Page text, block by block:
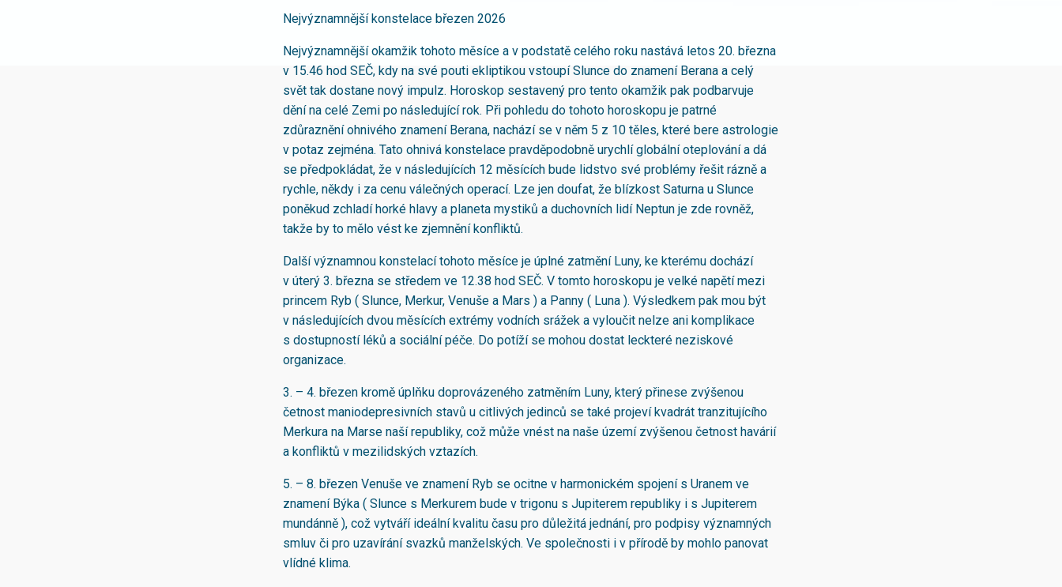
Nejvýznamnější konstelace březen 2026
Nejvýznamnější okamžik tohoto měsíce a v podstatě celého roku nastává letos 20. března
v 15.46 hod SEČ, kdy na své pouti ekliptikou vstoupí Slunce do znamení Berana a celý
svět tak dostane nový impulz. Horoskop sestavený pro tento okamžik pak podbarvuje
dění na celé Zemi po následující rok. Při pohledu do tohoto horoskopu je patrné
zdůraznění ohnivého znamení Berana, nachází se v něm 5 z 10 těles, které bere astrologie
v potaz zejména. Tato ohnivá konstelace pravděpodobně urychlí globální oteplování a dá
se předpokládat, že v následujících 12 měsících bude lidstvo své problémy řešit rázně a
rychle, někdy i za cenu válečných operací. Lze jen doufat, že blízkost Saturna u Slunce
poněkud zchladí horké hlavy a planeta mystiků a duchovních lidí Neptun je zde rovněž,
takže by to mělo vést ke zjemnění konfliktů.
Další významnou konstelací tohoto měsíce je úplné zatmění Luny, ke kterému dochází
v úterý 3. března se středem ve 12.38 hod SEČ. V tomto horoskopu je velké napětí mezi
princem Ryb ( Slunce, Merkur, Venuše a Mars ) a Panny ( Luna ). Výsledkem pak mou být
v následujících dvou měsících extrémy vodních srážek a vyloučit nelze ani komplikace
s dostupností léků a sociální péče. Do potíží se mohou dostat leckteré neziskové
organizace.
3. – 4. březen kromě úplňku doprovázeného zatměním Luny, který přinese zvýšenou
četnost maniodepresivních stavů u citlivých jedinců se také projeví kvadrát tranzitujícího
Merkura na Marse naší republiky, což může vnést na naše území zvýšenou četnost havárií
a konfliktů v mezilidských vztazích.
5. – 8. březen Venuše ve znamení Ryb se ocitne v harmonickém spojení s Uranem ve
znamení Býka ( Slunce s Merkurem bude v trigonu s Jupiterem republiky i s Jupiterem
mundánně ), což vytváří ideální kvalitu času pro důležitá jednání, pro podpisy významných
smluv či pro uzavírání svazků manželských. Ve společnosti i v přírodě by mohlo panovat
vlídné klima.